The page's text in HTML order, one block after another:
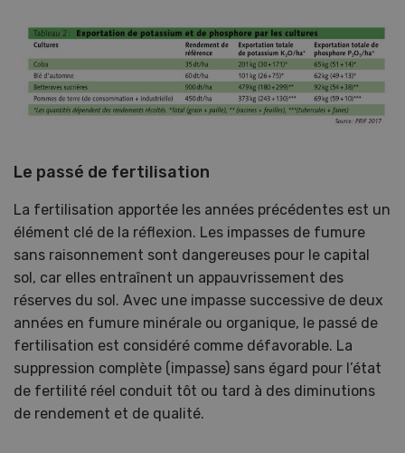
Le passé de fertilisation
La fertilisation apportée les années précédentes est un
élément clé de la réflexion. Les impasses de fumure
sans raisonnement sont dangereuses pour le capital
sol, car elles entraînent un appauvrissement des
réserves du sol. Avec une impasse successive de deux
années en fumure minérale ou organique, le passé de
fertilisation est considéré comme défavorable. La
suppression complète (impasse) sans égard pour l’état
de fertilité réel conduit tôt ou tard à des diminutions
de rendement et de qualité.